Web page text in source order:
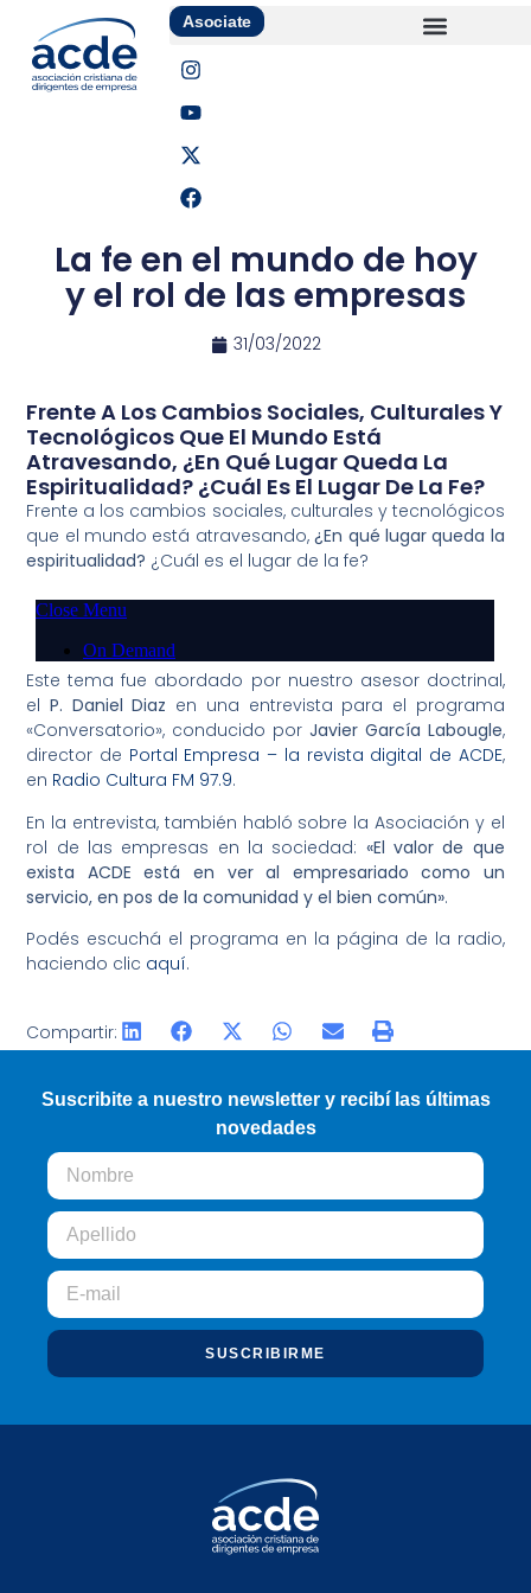
Asociate
La fe en el mundo de hoy
y el rol de las empresas
31/03/2022
Frente A Los Cambios Sociales, Culturales Y
Tecnológicos Que El Mundo Está
Atravesando, ¿En Qué Lugar Queda La
Espiritualidad? ¿Cuál Es El Lugar De La Fe?
Frente a los cambios sociales, culturales y tecnológicos
que el mundo está atravesando,¿En qué lugar queda la
espiritualidad? ¿Cuál es el lugar de la fe?
Este tema fue abordado por nuestro asesor doctrinal,
elP. Daniel Diaz en una entrevista para el programa
«Conversatorio», conducido por Javier García Labougle,
director de Portal Empresa – la revista digital de ACDE,
en Radio Cultura FM 97.9.
En la entrevista, también habló sobre la Asociación y el
rol de las empresas en la sociedad: «El valor de que
exista ACDE está en ver al empresariado como un
servicio, en pos de la comunidad y el bien común».
Podés escuchá el programa en la página de la radio,
haciendo clic aquí.
Compartir:
Suscribite a nuestro newsletter y recibí las últimas
novedades
SUSCRIBIRME